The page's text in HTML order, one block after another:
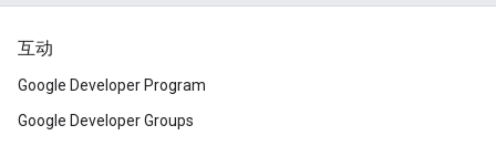
互动
Google Developer Program
Google Developer Groups